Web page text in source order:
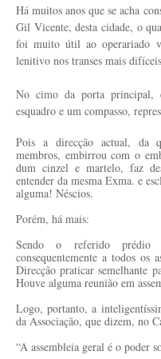
Há muitos anos que se acha
Gil Vicente, desta cidade, o
foi muito útil ao operariado
lenitivo nos transes mais
No cimo da porta principal,
esquadro e um compasso,
Pois a direcção actual, da
membros, embirrou com o
dum cinzel e martelo, faz
entender da mesma Exma. e
alguma! Néscios.
Porém, há mais:
Sendo o referido prédio
consequentemente a todos os
Direcção praticar semelhante
Houve alguma reunião em
Logo, portanto, a
da Associação, que dizem, no
“A assembleia geral é o poder